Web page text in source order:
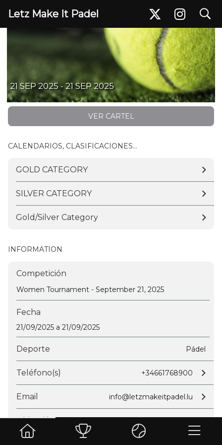
Letz Make It Padel search
21 SEP 2025 - 21 SEP 2025
VER CARTEL
CALENDARIOS, CLASIFICACIONES...
GOLD CATEGORY
SILVER CATEGORY
Gold/Silver Category
INFORMATION
Competición
Women Tournament - September 21, 2025
Fecha
21/09/2025 a 21/09/2025
Deporte Pádel
Teléfono(s) +34661768900
Email info@letzmakeitpadel.lu
Ubicación
CK SPORTCENTER Kockelscheuer, 20 Rte de